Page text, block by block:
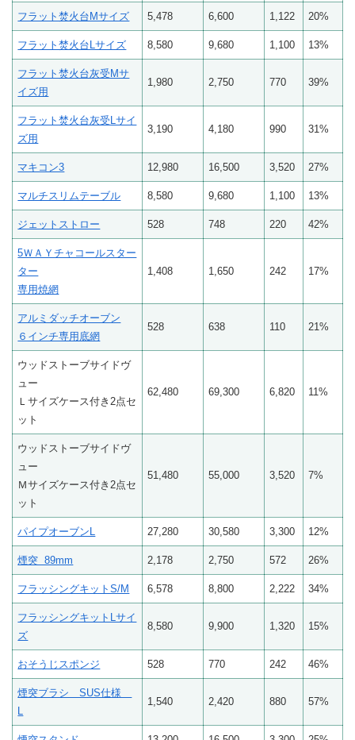
フラット焚火台Mサイズ 5,478 6,600 1,122 20%
フラット焚火台Lサイズ 8,580 9,680 1,100 13%
フラット焚火台灰受Mサ
イズ用
1,980 2,750 770 39%
フラット焚火台灰受Lサイ
ズ用
3,190 4,180 990 31%
マキコン3 12,980 16,500 3,520 27%
マルチスリムテーブル 8,580 9,680 1,100 13%
ジェットストロー 528 748 220 42%
5ＷＡＹチャコールスター
ター
専用焼網
1,408 1,650 242 17%
アルミダッチオーブン
６インチ専用底網
528 638 110 21%
ウッドストーブサイドヴ
ュー
Ｌサイズケース付き2点セ
ット
62,480 69,300 6,820 11%
ウッドストーブサイドヴ
ュー
Ｍサイズケース付き2点セ
ット
51,480 55,000 3,520 7%
パイプオーブンL 27,280 30,580 3,300 12%
煙突 89mm 2,178 2,750 572 26%
フラッシングキットS/M 6,578 8,800 2,222 34%
フラッシングキットLサイ
ズ
8,580 9,900 1,320 15%
おそうじスポンジ 528 770 242 46%
煙突ブラシ SUS仕様
L
1,540 2,420 880 57%